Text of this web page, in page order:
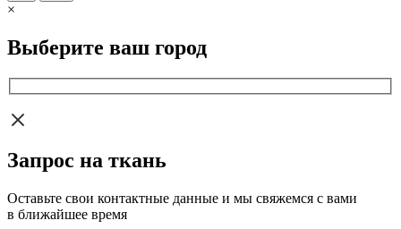
×
Выберите ваш город
Запрос на ткань
Оставьте свои контактные данные и мы свяжемся с вами
в ближайшее время